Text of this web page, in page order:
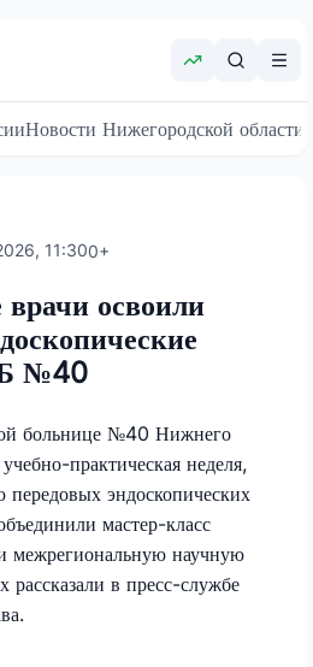
Новости Нижегородской области
11:300+
освоили
№40
больнице №40 Нижнего
практическая неделя,
эндоскопических
мастер-класс
межрегиональную научную
в пресс-службе